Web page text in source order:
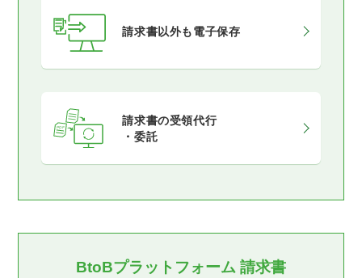
請求書以外も電子保存
請求書の受領代行
・委託
BtoBプラットフォーム 請求書